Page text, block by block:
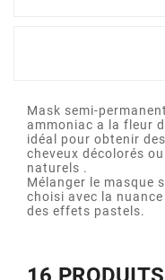
Mask semi-
ammoniac a la fleur
idéal pour obtenir
cheveux décolorés
naturels .
Mélanger le masque
choisi avec la
des effets pastels.